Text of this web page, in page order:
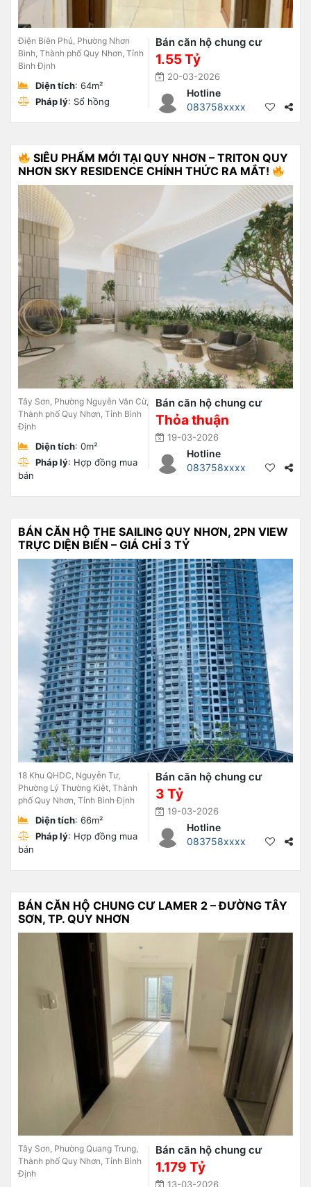
Điện Biên Phủ, Phường Nhơn
Bình, Thành phố Quy Nhơn, Tỉnh
Bình Định
Diện tích: 64m²
Pháp lý: Sổ hồng
Bán căn hộ chung cư
1.55 Tỷ
20-03-2026
Hotline
083758xxxx
SIÊU PHẨM MỚI TẠI QUY NHƠN – TRITON QUY
NHƠN SKY RESIDENCE CHÍNH THỨC RA MẮT!
Tây Sơn, Phường Nguyễn Văn Cừ,
Thành phố Quy Nhơn, Tỉnh Bình
Định
Diện tích: 0m²
Pháp lý: Hợp đồng mua
bán
Bán căn hộ chung cư
Thỏa thuận
19-03-2026
Hotline
083758xxxx
BÁN CĂN HỘ THE SAILING QUY NHƠN, 2PN VIEW
TRỰC DIỆN BIỂN – GIÁ CHỈ 3 TỶ
18 Khu QHDC, Nguyễn Tư,
Phường Lý Thường Kiệt, Thành
phố Quy Nhơn, Tỉnh Bình Định
Diện tích: 66m²
Pháp lý: Hợp đồng mua
bán
Bán căn hộ chung cư
3 Tỷ
19-03-2026
Hotline
083758xxxx
BÁN CĂN HỘ CHUNG CƯ LAMER 2 – ĐƯỜNG TÂY
SƠN, TP. QUY NHƠN
Tây Sơn, Phường Quang Trung,
Thành phố Quy Nhơn, Tỉnh Bình
Định
Bán căn hộ chung cư
1.179 Tỷ
13-03-2026